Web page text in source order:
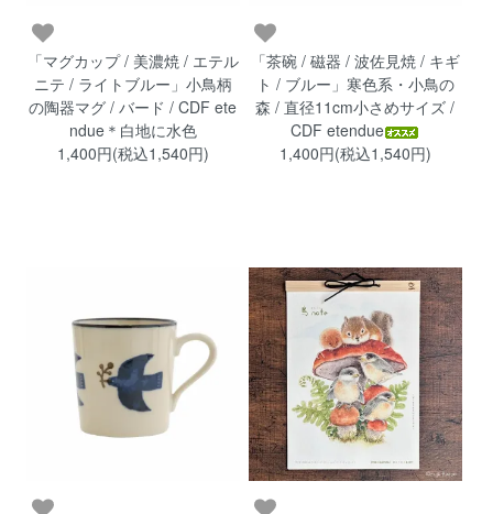
「マグカップ / 美濃焼 / エテル
ニテ / ライトブルー」小鳥柄
の陶器マグ / バード / CDF ete
ndue＊白地に水色
1,400円(税込1,540円)
「茶碗 / 磁器 / 波佐見焼 / キギ
ト / ブルー」寒色系・小鳥の
森 / 直径11cm小さめサイズ /
CDF etendue
1,400円(税込1,540円)